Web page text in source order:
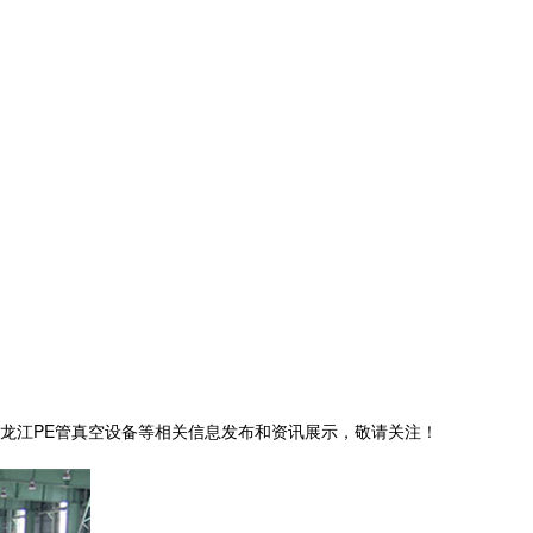
PE管真空设备等相关信息发布和资讯展示，敬请关注！